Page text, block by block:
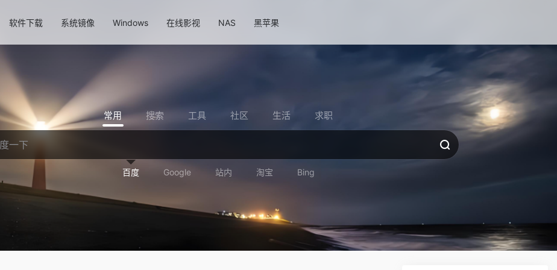
软件下载 系统镜像 Windows 在线影视 NAS 黑苹果
常用 搜索 工具 社区 生活 求职
百度 Google 站内 淘宝 Bing